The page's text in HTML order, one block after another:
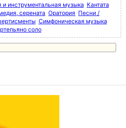
и инструментальная музыка Кантата
серената Оратория Песни /
Симфоническая музыка
соло